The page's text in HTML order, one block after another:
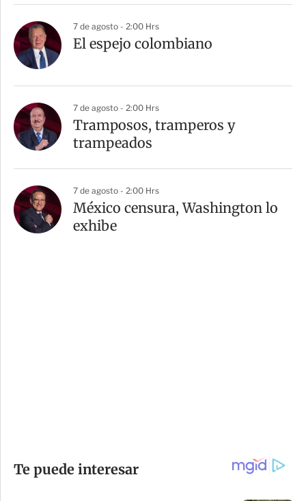
7 de agosto - 2:00 Hrs
El espejo colombiano
7 de agosto - 2:00 Hrs
Tramposos, tramperos y
trampeados
7 de agosto - 2:00 Hrs
México censura, Washington lo
exhibe